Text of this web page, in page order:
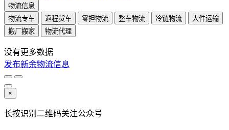
物流信息
物流专车
返程货车 零担物流 整车物流 冷链物流
大件运输
搬厂搬家
物流代理
没有更多数据
发布新余物流信息
×
长按识别二维码关注公众号